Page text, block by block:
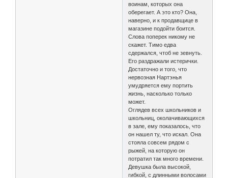
воинам, которых она
оберегает. А это кто? Она,
наверно, и к продавщице в
магазине подойти боится.
Слова поперек никому не
скажет. Тимо едва
сдержался, чтоб не зевнуть.
Его раздражали истерички.
Достаточно и того, что
нервозная Нартэнья
умудряется ему портить
жизнь, насколько только
может.
Оглядев всех школьников и
школьниц, околачивающихся
в зале, ему показалось, что
он нашел ту, что искал. Она
стояла совсем рядом с
рыжей, на которую он
потратил так много времени.
Девушка была высокой,
гибкой, с длинными волосами